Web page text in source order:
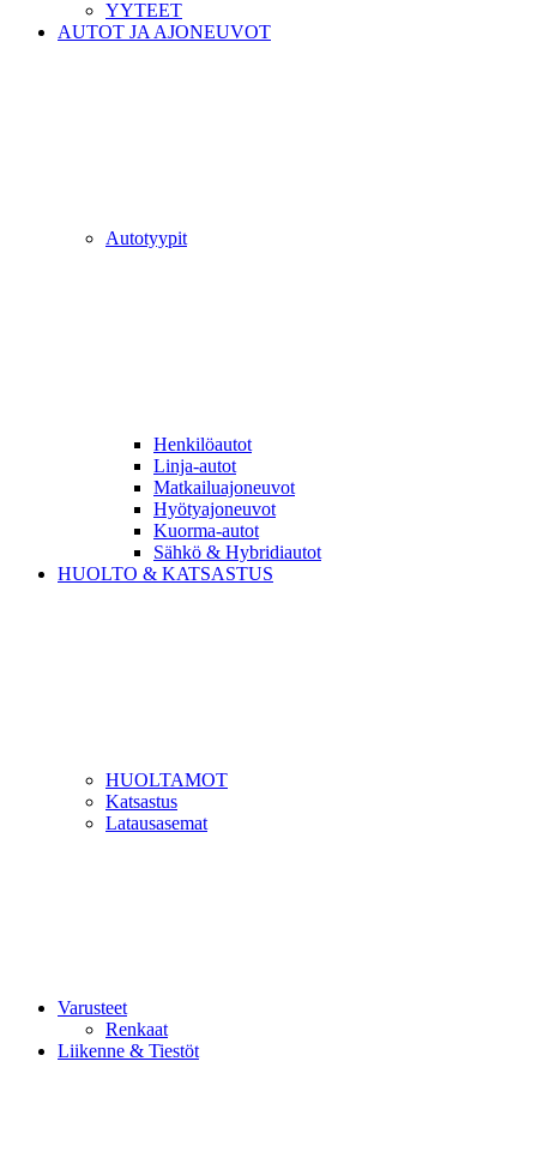
YYTEET
AUTOT JA AJONEUVOT
Autotyypit
Henkilöautot
Linja-autot
Matkailuajoneuvot
Hyötyajoneuvot
Kuorma-autot
Sähkö & Hybridiautot
HUOLTO & KATSASTUS
HUOLTAMOT
Katsastus
Latausasemat
Varusteet
Renkaat
Liikenne & Tiestöt